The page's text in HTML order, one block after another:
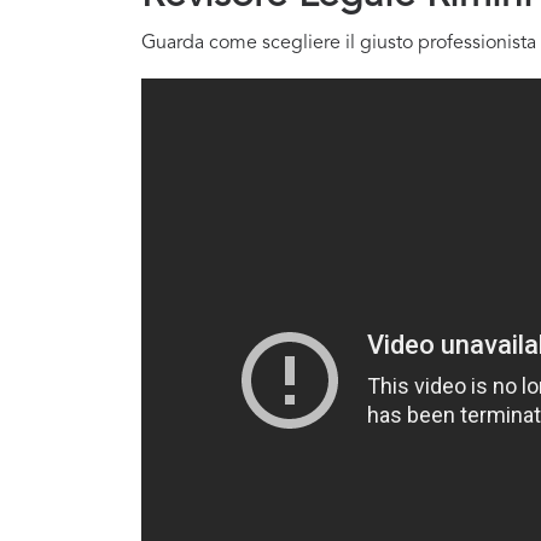
Guarda come scegliere il giusto professionista